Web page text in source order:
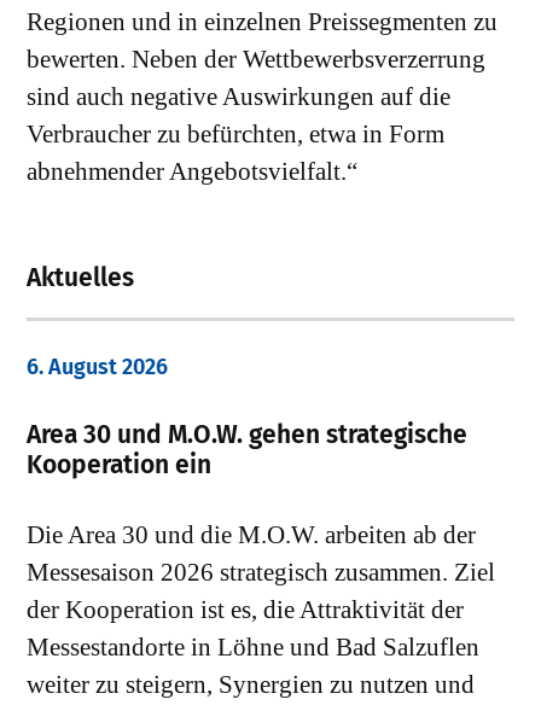
Regionen und in einzelnen Preissegmenten zu
bewerten. Neben der Wettbewerbsverzerrung
sind auch negative Auswirkungen auf die
Verbraucher zu befürchten, etwa in Form
abnehmender Angebotsvielfalt.“
Aktuelles
6. August 2026
Area 30 und M.O.W. gehen strategische
Kooperation ein
Die Area 30 und die M.O.W. arbeiten ab der
Messesaison 2026 strategisch zusammen. Ziel
der Kooperation ist es, die Attraktivität der
Messestandorte in Löhne und Bad Salzuflen
weiter zu steigern, Synergien zu nutzen und